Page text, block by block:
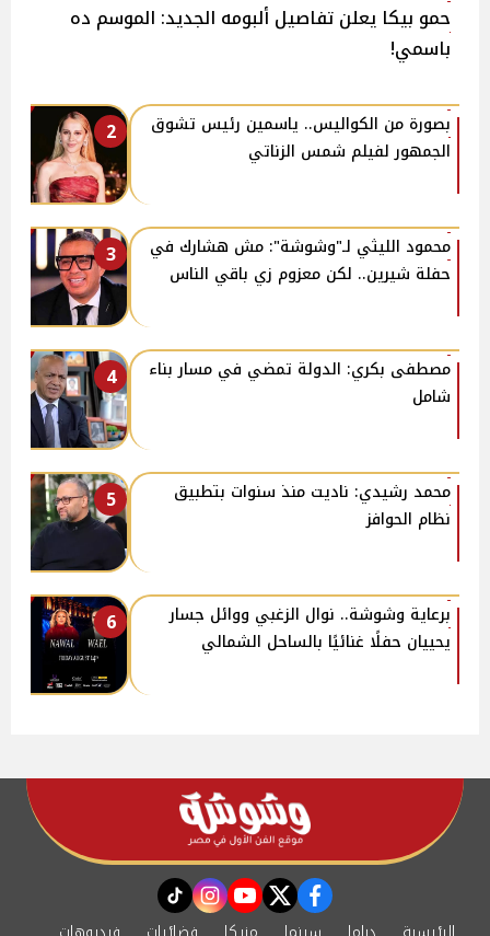
حمو بيكا يعلن تفاصيل ألبومه الجديد: الموسم ده
باسمي!
2
بصورة من الكواليس.. ياسمين رئيس تشوق
الجمهور لفيلم شمس الزناتي
3
محمود الليثي لـ"وشوشة": مش هشارك في
حفلة شيرين.. لكن معزوم زي باقي الناس
4
مصطفى بكري: الدولة تمضي في مسار بناء
شامل
5
محمد رشيدي: ناديت منذ سنوات بتطبيق
نظام الحوافز
6
برعاية وشوشة.. نوال الزغبي ووائل جسار
يحييان حفلًا غنائيًا بالساحل الشمالي
facebook
twitter
youtube
instagram
tiktok